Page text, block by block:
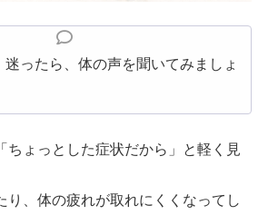
迷ったら、体の声を聞いてみましょ
ちょっとした症状だから」と軽く見
り、体の疲れが取れにくくなってし